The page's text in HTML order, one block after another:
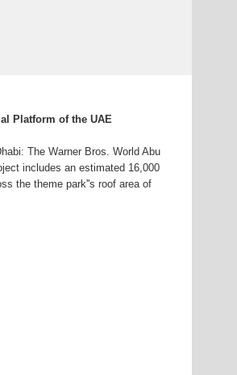
Platform of the UAE
The Warner Bros. World Abu
includes an estimated 16,000
the theme park''s roof area of